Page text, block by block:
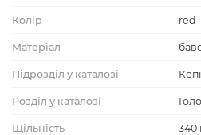
Колір red
Матеріал
Підрозділ у каталозі
Розділ у каталозі
Щільність 340